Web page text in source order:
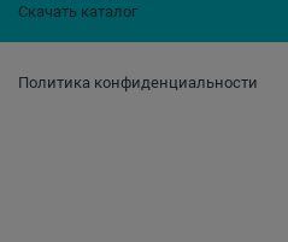
Политика конфиденциальности
Скачать каталог